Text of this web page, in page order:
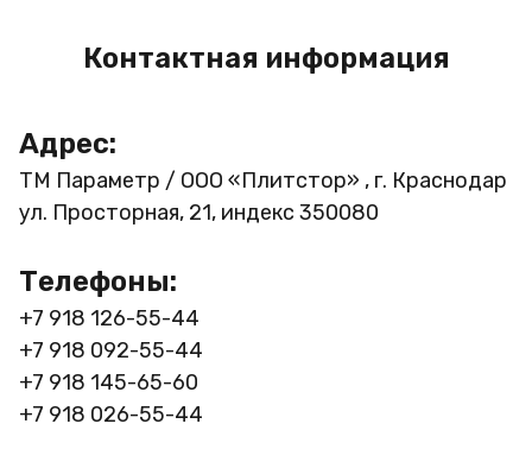
Контактная информация
Адрес:
ТМ Параметр / ООО «Плитстор» , г. Краснодар
ул. Просторная, 21, индекс 350080
Телефоны:
+7 918 126-55-44
+7 918 092-55-44
+7 918 145-65-60
+7 918 026-55-44